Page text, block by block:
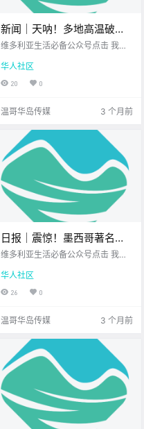
新闻｜天呐！多地高温破纪
录，温哥华岛今春首场山火
今年取消！
维多利亚生活必备公众号点击 我在
想一直在你身边维多利亚顶级科创
学校北美最大亚洲超市 大家周一好
呀！ 开启新的一周 阳光照进了窗户
心情 既然.
华人社区
20 0
温哥华岛传媒 3 个月前
日报｜震惊！墨西哥著名景
点发生枪击案，一名加拿大
发事件，航船延误6小时！
维多利亚生活必备公众号点击 我在
想一直在你身边维多利亚正宗越南
米粉店您值得信赖的地产经纪公元2
026年4月20日 农历3月4日 星期
周气象.
华人社区
26 0
温哥华岛传媒 3 个月前